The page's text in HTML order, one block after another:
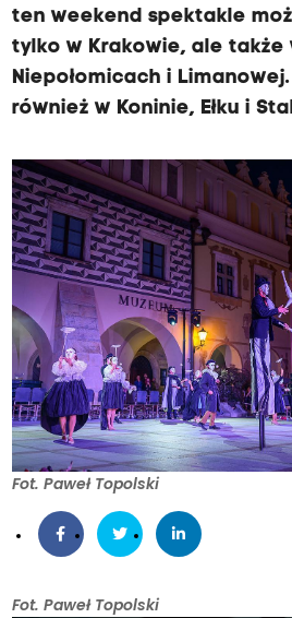
ten weekend spektakle
tylko w Krakowie, ale także
Niepołomicach i
również w Koninie, Ełku i
Fot. Paweł Topolski
Fot. Paweł Topolski